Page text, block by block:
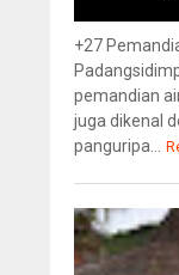
+27
pemandian
juga dikenal
panguripa...